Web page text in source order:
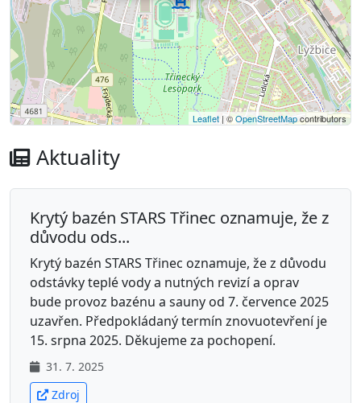
Leaflet| ©OpenStreetMapcontributors
Aktuality
Krytý bazén STARS Třinec oznamuje, že z
důvodu ods...
Krytý bazén STARS Třinec oznamuje, že z důvodu
odstávky teplé vody a nutných revizí a oprav
bude provoz bazénu a sauny od 7. července 2025
uzavřen. Předpokládaný termín znovuotevření je
15. srpna 2025. Děkujeme za pochopení.
31. 7. 2025
Zdroj